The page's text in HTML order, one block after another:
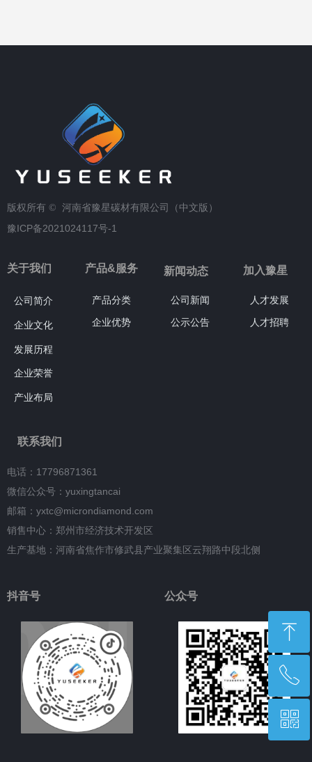
版权所有 © 河南省豫星碳材有限公司（中文版）
豫ICP备2021024117号-1
产品&服务
产品分类
企业优势
公司新闻
公示公告
新闻动态
人才发展
人才招聘
加入豫星
公司简介
企业文化
发展历程
企业荣誉
产业布局
关于我们
联系我们
电话：17796871361
微信公众号：yuxingtancai
邮箱：yxtc@microndiamond.com
销售中心：郑州市经济技术开发区
生产基地：河南省焦作市修武县产业聚集区云翔路中段北侧
公众号
抖音号
ꁸ
回到顶部
ꂅ
17796871361
ꀥ